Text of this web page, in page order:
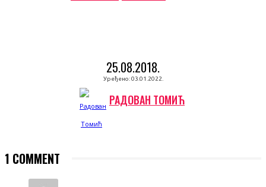
25.08.2018.
Уређено: 03.01.2022.
РАДОВАН ТОМИЋ
1 COMMENT